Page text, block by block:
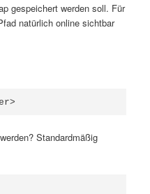
gespeichert werden soll. Für
natürlich online sichtbar
Standardmäßig